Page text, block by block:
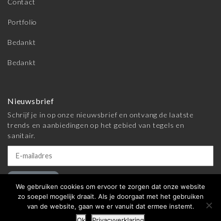
Contact
Portfolio
Bedankt
Bedankt
Nieuwsbrief
Schrijf je in op onze nieuwsbrief en ontvang de laatste
trends en aanbiedingen op het gebied van tegels en
sanitair.
© 2026 Meijer Tegels & Sanitair |Algemene voorwaarden
We gebruiken cookies om ervoor te zorgen dat onze website
zo soepel mogelijk draait. Als je doorgaat met het gebruiken
van de website, gaan we er vanuit dat ermee instemt.